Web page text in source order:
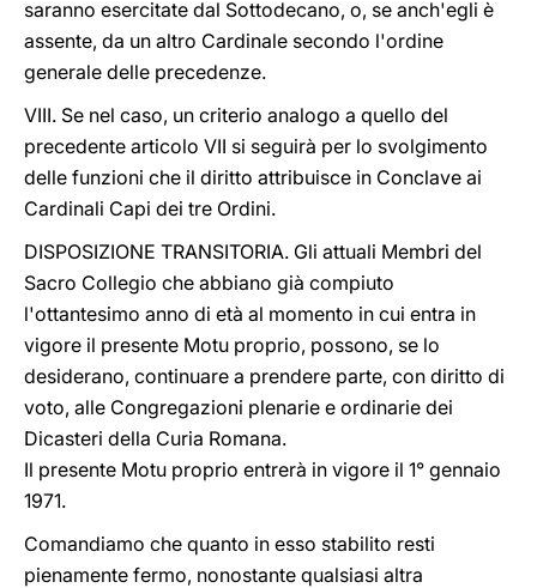
saranno esercitate dal Sottodecano, o, se anch'egli è
assente, da un altro Cardinale secondo l'ordine
generale delle precedenze.
VIII. Se nel caso, un criterio analogo a quello del
precedente articolo VII si seguirà per lo svolgimento
delle funzioni che il diritto attribuisce in Conclave ai
Cardinali Capi dei tre Ordini.
DISPOSIZIONE TRANSITORIA. Gli attuali Membri del
Sacro Collegio che abbiano già compiuto
l'ottantesimo anno di età al momento in cui entra in
vigore il presente Motu proprio, possono, se lo
desiderano, continuare a prendere parte, con diritto di
voto, alle Congregazioni plenarie e ordinarie dei
Dicasteri della Curia Romana.
Il presente Motu proprio entrerà in vigore il 1° gennaio
1971.
Comandiamo che quanto in esso stabilito resti
pienamente fermo, nonostante qualsiasi altra